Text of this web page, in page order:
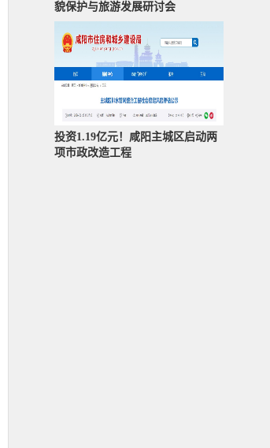
貌保护与旅游发展研讨会
投资1.19亿元！咸阳主城区启动两
项市政改造工程